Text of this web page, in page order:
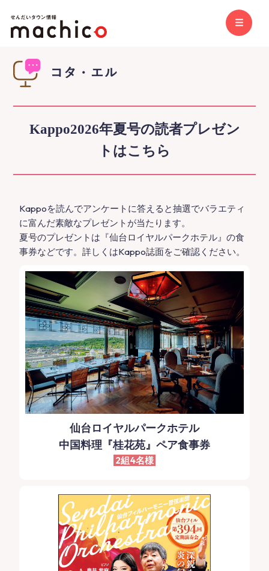
Kappo2026年夏号の読者プレゼン
トはこちら
Kappoを読んでアンケートに答えると抽選でバラエティ
に富んだ素敵なプレゼントが当たります。
夏号のプレゼントは『仙台ロイヤルパークホテル』の食
事券などです。詳しくはKappo誌面をご確認ください。
仙台ロイヤルパークホテル
中国料理『桂花苑』ペア食事券
2組4名様